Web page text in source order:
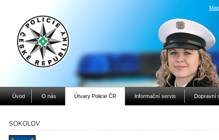
Úvod O nás Útvary Policie ČR Informační servis Dopravní
SOKOLOV